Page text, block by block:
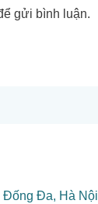
gửi bình luận.
Đống Đa, Hà Nội